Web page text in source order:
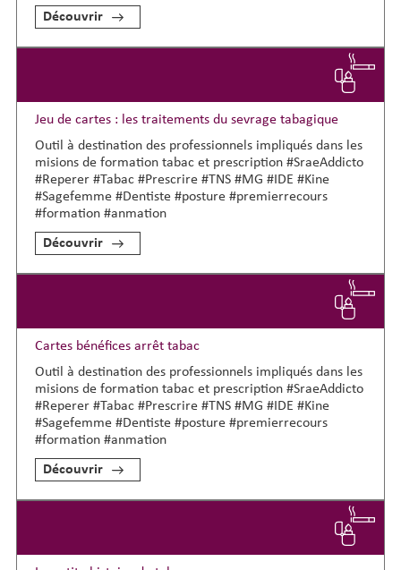
Découvrir
Jeu de cartes : les traitements du sevrage tabagique
Outil à destination des professionnels impliqués dans les
misions de formation tabac et prescription #SraeAddicto
#Reperer #Tabac #Prescrire #TNS #MG #IDE #Kine
#Sagefemme #Dentiste #posture #premierrecours
#formation #anmation
Découvrir
Cartes bénéfices arrêt tabac
Outil à destination des professionnels impliqués dans les
misions de formation tabac et prescription #SraeAddicto
#Reperer #Tabac #Prescrire #TNS #MG #IDE #Kine
#Sagefemme #Dentiste #posture #premierrecours
#formation #anmation
Découvrir